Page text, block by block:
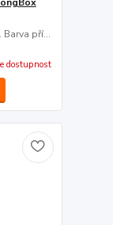
pří...
dostupnost